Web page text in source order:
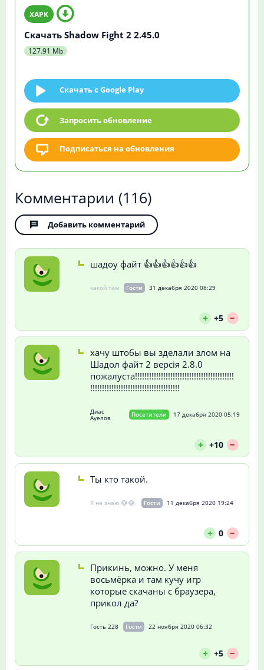
Скачать Shadow Fight 2 2.45.0
127.91 Mb
Скачать c Google Play
Запросить обновление
Подписаться на обновления
Комментарии (116)
Добавить комментарий
шадоу файт 👍👍👍👍👍👍
какой там Гости 31 декабря 2020 08:29
+ +5 --
хачу штобы вы зделали злом на
Шадол файт 2 версія 2.8.0
пожалуста!!!!!!!!!!!!!!!!!!!!!!!!!!!!!!!!!!!!!!!!!!
!!!!!!!!!!!!!!!!!!!!!!!!!!!!!!!!!!!!!!
Диас
Ауелов Посетители 17 декабря 2020 05:19
+ +10 --
Ты кто такой.
Я не знаю 😂😂. Гости 11 декабря 2020 19:24
+ 0 --
Прикинь, можно. У меня
восьмёрка и там кучу игр
которые скачаны с браузера,
прикол да?
Гость 228 Гости 22 ноября 2020 06:32
+ +5 --